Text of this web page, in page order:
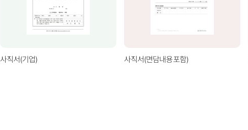
사직서(기업) 사직서(면담내용포함)